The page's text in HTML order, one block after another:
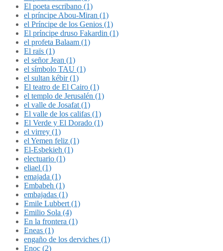
El poeta escribano (1)
el príncipe Abou-Miran (1)
el Príncipe de los Genios (1)
El príncipe druso Fakardin (1)
el profeta Balaam (1)
El raïs (1)
el señor Jean (1)
el símbolo TAU (1)
el sultan kébir (1)
El teatro de El Cairo (1)
el templo de Jerusalén (1)
el valle de Josafat (1)
El valle de los califas (1)
El Verde y El Dorado (1)
el virrey (1)
el Yemen feliz (1)
El-Esbekieh (1)
electuario (1)
eliael (1)
emajada (1)
Embabeh (1)
embajadas (1)
Emile Lubbert (1)
Emilio Sola (4)
En la frontera (1)
Eneas (1)
engaño de los derviches (1)
Enoc (2)